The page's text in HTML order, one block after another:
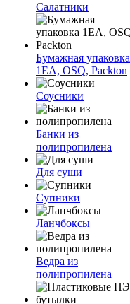
Салатники
Бумажная упаковка
1ЕА, OSQ, Packton
Соусники
Банки из
полипропилена
Для суши
Супники
Ланчбоксы
Ведра из
полипропилена